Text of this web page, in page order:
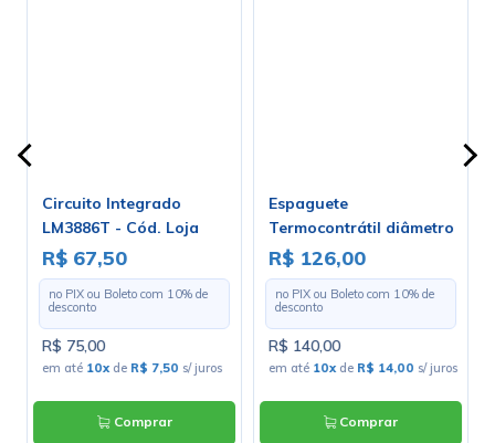
Circuito Integrado
LM3886T - Cód. Loja
2046
R$ 67,50
no PIX ou Boleto com 10% de
desconto
R$ 75,00
em até 10xde R$ 7,50 s/ juros
Comprar
Espaguete
Termocontrátil diâmetro
de 3.2mm - Rolo Com 100
Metros
R$ 126,00
no PIX ou Boleto com 10% de
desconto
R$ 140,00
em até 10xde R$ 14,00 s/ juros
Comprar